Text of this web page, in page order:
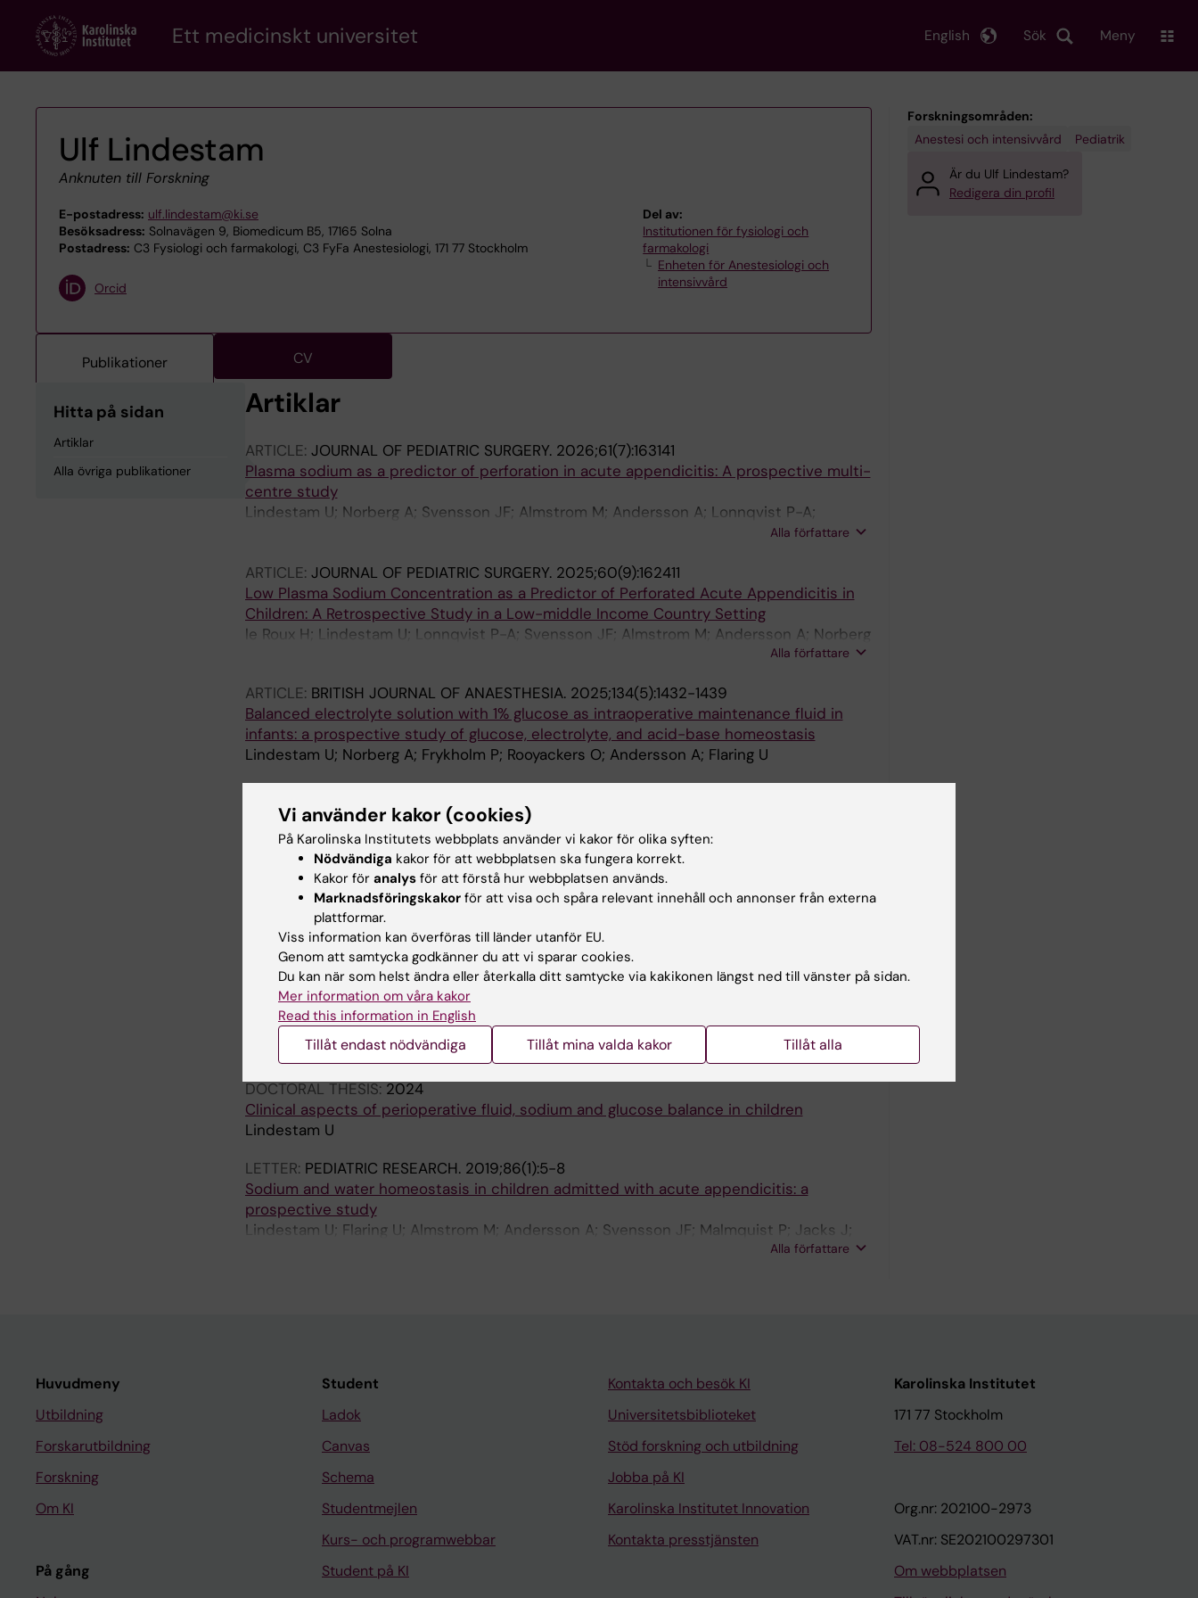
content
Ett medicinskt universitet Sök
English Meny
Ulf Lindestam
Anknuten till Forskning
E-postadress: ulf.lindestam@ki.se
Besöksadress: Solnavägen 9, Biomedicum B5, 17165 Solna
Postadress: C3 Fysiologi och farmakologi, C3 FyFa Anestesiologi, 171 77 Stockholm
Del av:
Institutionen för fysiologi och
farmakologi
Enheten för Anestesiologi och
intensivvård
Orcid
Publikationer CV
Hitta på sidan
Artiklar
Alla övriga publikationer
Artiklar
ARTICLE: JOURNAL OF PEDIATRIC SURGERY. 2026;61(7):163141
Plasma sodium as a predictor of perforation in acute appendicitis: A prospective multi-
centre study
Lindestam U; Norberg A; Svensson JF; Almstrom M; Andersson A; Lonnqvist P-A;
Ellebaek MB; Bjorn N; Rajabaleyan P; Drage IM; Stensrud KJ; Reismann M; Dona A;
Alla författare
ARTICLE: JOURNAL OF PEDIATRIC SURGERY. 2025;60(9):162411
Low Plasma Sodium Concentration as a Predictor of Perforated Acute Appendicitis in
Children: A Retrospective Study in a Low-middle Income Country Setting
le Roux H; Lindestam U; Lonnqvist P-A; Svensson JF; Almstrom M; Andersson A; Norberg
Alla författare
ARTICLE: BRITISH JOURNAL OF ANAESTHESIA. 2025;134(5):1432-1439
Balanced electrolyte solution with 1% glucose as intraoperative maintenance fluid in
infants: a prospective study of glucose, electrolyte, and acid-base homeostasis
Lindestam U; Norberg A; Frykholm P; Rooyackers O; Andersson A; Flaring U
Low Plasma Sodium Concentration Predicts Perforated Acute Appendicitis in Children:
A Prospective Diagnostic Accuracy Study
Lindestam U; Almstrom M; Jacks J; Malmquist P; Lonnqvist P-A; Jensen BL; Carlstrom
M; Krmar RT; Svensson JF; Norberg A; Flaring U
Alla övriga publikationer
LETTER: BRITISH JOURNAL OF ANAESTHESIA.
2026;136(3):997-998
Balanced electrolyte solution with 1% glucose as intraoperative maintenance fluid in
infants. Response to Br J Anaesth 2025; 135: 798-9.
Lindestam U; Norberg Å; Frykholm P; Rooyackers O; Andersson A; Fläring U
DOCTORAL THESIS: 2024
Clinical aspects of perioperative fluid, sodium and glucose balance in children
Lindestam U
LETTER: PEDIATRIC RESEARCH. 2019;86(1):5-8
Sodium and water homeostasis in children admitted with acute appendicitis: a
prospective study
Lindestam U; Flaring U; Almstrom M; Andersson A; Svensson JF; Malmquist P; Jacks J;
Alla författare
Forskningsområden:
Anestesi och intensivvård
Pediatrik
Är du Ulf Lindestam?
Redigera din profil
Huvudmeny
Utbildning
Forskarutbildning
Forskning
Om KI
På gång
Student
Ladok
Canvas
Schema
Studentmejlen
Kurs- och programwebbar
Student på KI
Kontakta och besök KI
Universitetsbiblioteket
Stöd forskning och utbildning
Jobba på KI
Karolinska Institutet Innovation
Kontakta presstjänsten
Karolinska Institutet
171 77 Stockholm
Tel: 08-524 800 00
Org.nr: 202100-2973
VAT.nr: SE202100297301
Om webbplatsen
Vi använder kakor (cookies)
På Karolinska Institutets webbplats använder vi kakor för olika syften:
Nödvändiga kakor för att webbplatsen ska fungera korrekt.
Kakor för analys för att förstå hur webbplatsen används.
Marknadsföringskakor för att visa och spåra relevant innehåll och annonser från externa
plattformar.
Viss information kan överföras till länder utanför EU.
Genom att samtycka godkänner du att vi sparar cookies.
Du kan när som helst ändra eller återkalla ditt samtycke via kakikonen längst ned till vänster på sidan.
Mer information om våra kakor
Read this information in English
Tillåt endast nödvändiga Tillåt mina valda kakor Tillåt alla